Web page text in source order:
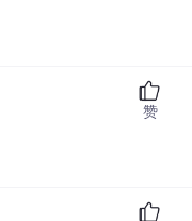
赞